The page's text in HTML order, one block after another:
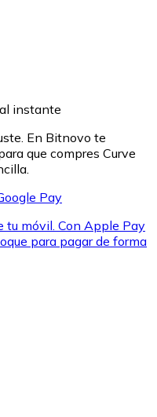
efectivo en tu tienda más
instante
En Bitnovo te
que compres Curve
Pay
tu móvil. Con Apple Pay
para pagar de forma